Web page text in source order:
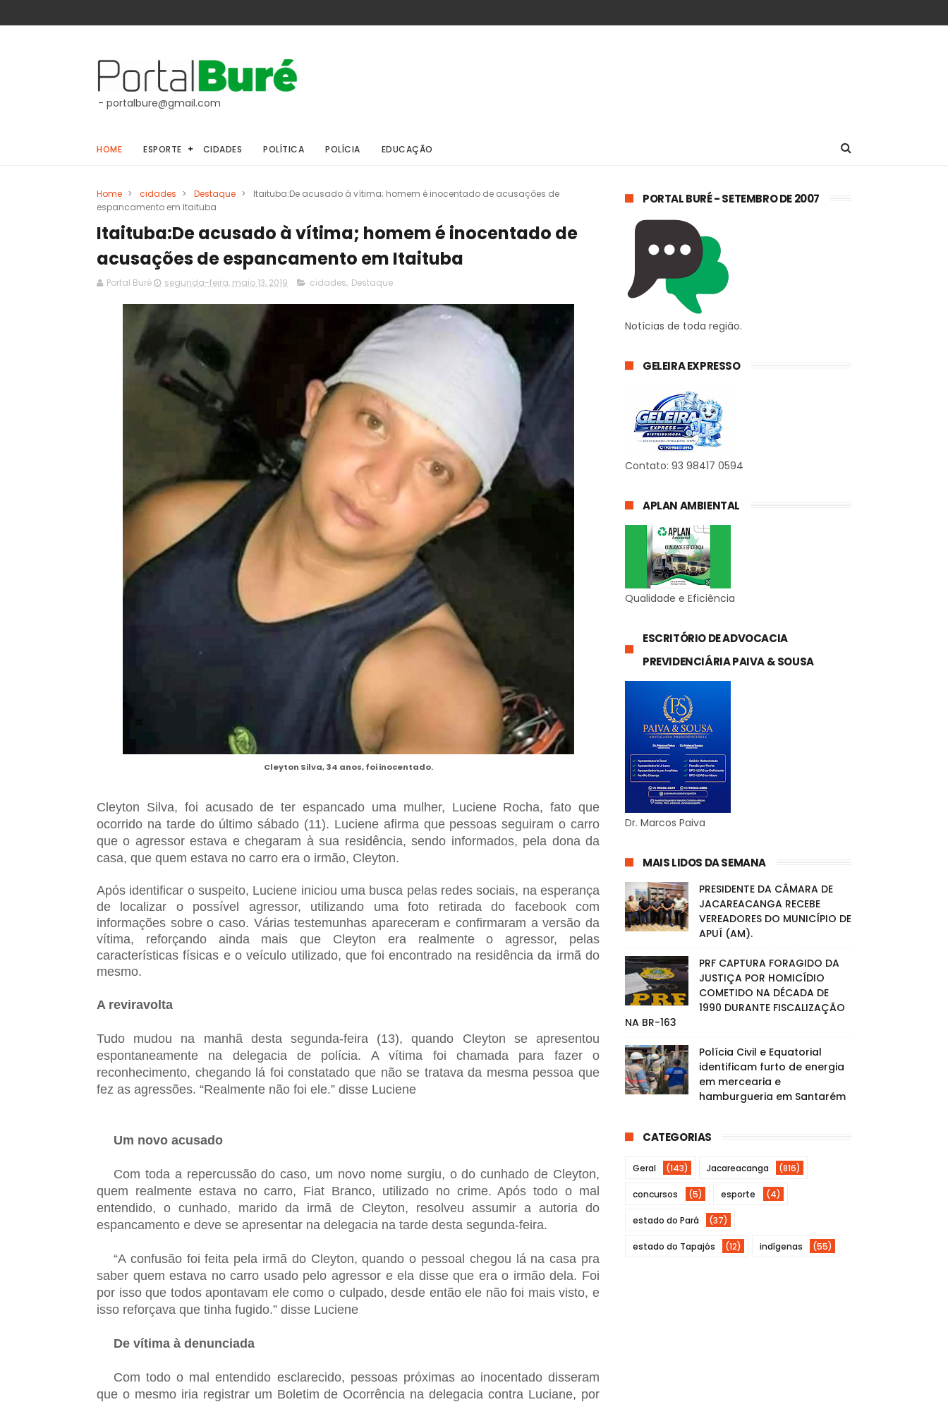
- portalbure@gmail.com
HOME ESPORTE CIDADES POLÍTICA POLÍCIA EDUCAÇÃO
Home > cidades > Destaque >
Itaituba:De acusado à vítima; homem é inocentado de acusações de
espancamento em Itaituba
Itaituba:De acusado à vítima; homem é inocentado de
acusações de espancamento em Itaituba
Portal Buré segunda-feira, maio 13, 2019 cidades, Destaque
Cleyton Silva, 34 anos, foi inocentado.
Cleyton Silva, foi acusado de ter espancado uma mulher, Luciene Rocha, fato que
ocorrido na tarde do último sábado (11). Luciene afirma que pessoas seguiram o carro
que o agressor estava e chegaram à sua residência, sendo informados, pela dona da
casa, que quem estava no carro era o irmão, Cleyton.
Após identificar o suspeito, Luciene iniciou uma busca pelas redes sociais, na esperança
de localizar o possível agressor, utilizando uma foto retirada do facebook com
informações sobre o caso. Várias testemunhas apareceram e confirmaram a versão da
vítima, reforçando ainda mais que Cleyton era realmente o agressor, pelas
características físicas e o veículo utilizado, que foi encontrado na residência da irmã do
mesmo.
A reviravolta
Tudo mudou na manhã desta segunda-feira (13), quando Cleyton se apresentou
espontaneamente na delegacia de polícia. A vítima foi chamada para fazer o
reconhecimento, chegando lá foi constatado que não se tratava da mesma pessoa que
fez as agressões. “Realmente não foi ele.” disse Luciene
Um novo acusado
Com toda a repercussão do caso, um novo nome surgiu, o do cunhado de Cleyton,
quem realmente estava no carro, Fiat Branco, utilizado no crime. Após todo o mal
entendido, o cunhado, marido da irmã de Cleyton, resolveu assumir a autoria do
espancamento e deve se apresentar na delegacia na tarde desta segunda-feira.
“A confusão foi feita pela irmã do Cleyton, quando o pessoal chegou lá na casa pra
saber quem estava no carro usado pelo agressor e ela disse que era o irmão dela. Foi
por isso que todos apontavam ele como o culpado, desde então ele não foi mais visto, e
isso reforçava que tinha fugido.” disse Luciene
De vítima à denunciada
Com todo o mal entendido esclarecido, pessoas próximas ao inocentado disseram
que o mesmo iria registrar um Boletim de Ocorrência na delegacia contra Luciane, por
PORTAL BURÉ - SETEMBRO DE 2007
Notícias de toda região.
GELEIRA EXPRESSO
Contato: 93 98417 0594
APLAN AMBIENTAL
Qualidade e Eficiência
ESCRITÓRIO DE ADVOCACIA
PREVIDENCIÁRIA PAIVA & SOUSA
Dr. Marcos Paiva
MAIS LIDOS DA SEMANA
PRESIDENTE DA CÂMARA DE
JACAREACANGA RECEBE
VEREADORES DO MUNICÍPIO DE
APUÍ (AM).
PRF CAPTURA FORAGIDO DA
JUSTIÇA POR HOMICÍDIO
COMETIDO NA DÉCADA DE
1990 DURANTE FISCALIZAÇÃO
NA BR-163
Polícia Civil e Equatorial
identificam furto de energia
em mercearia e
hamburgueria em Santarém
CATEGORIAS
Geral (143) Jacareacanga (816)
concursos (5) esporte (4)
estado do Pará (37)
estado do Tapajós (12) indígenas (55)